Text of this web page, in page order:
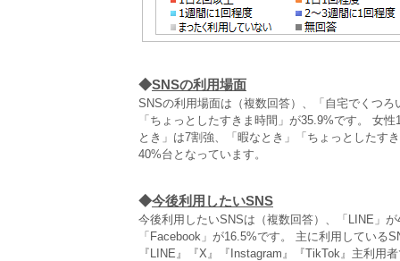
◆SNSの利用場面
SNSの利用場面は（複数回答）、「自宅でくつ
「ちょっとしたすきま時間」が35.9%です。 女
とき」は7割強、「暇なとき」「ちょっとしたす
40%台となっています。
◆今後利用したいSNS
今後利用したいSNSは（複数回答）、「LINE」
「Facebook」が16.5%です。 主に利用している
『LINE』『X』『Instagram』『TikTok』主利用